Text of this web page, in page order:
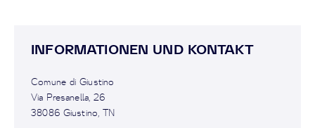
INFORMATIONEN UND KONTAKT
Comune di Giustino
Via Presanella, 26
38086 Giustino, TN